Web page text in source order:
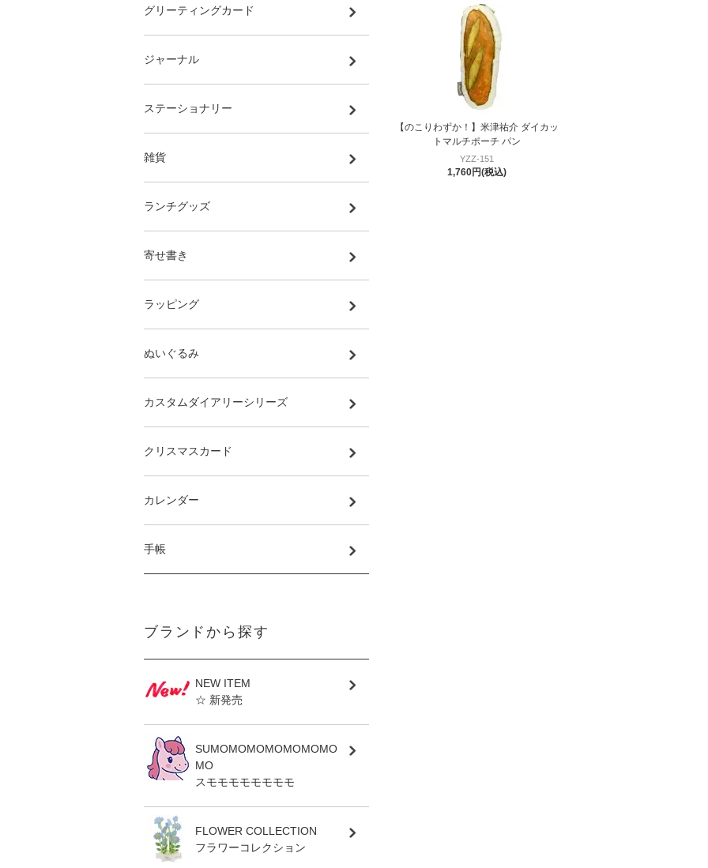
【のこりわずか！】米津祐介 ダイカッ
トマルチポーチ パン
YZZ-151
1,760円(税込)
グリーティングカード
ジャーナル
ステーショナリー
雑貨
ランチグッズ
寄せ書き
ラッピング
ぬいぐるみ
カスタムダイアリーシリーズ
クリスマスカード
カレンダー
手帳
ブランドから探す
NEW ITEM
☆ 新発売
SUMOMOMOMOMOMOMO
MO
スモモモモモモモモ
FLOWER COLLECTION
フラワーコレクション